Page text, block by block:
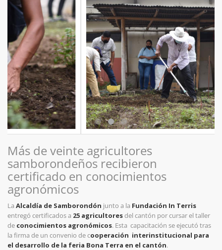
Más de veinte agricultores
samborondeños recibieron
certificado en conocimientos
agronómicos
La Alcaldía de Samborondón junto a la Fundación In Terris
entregó certificados a 25 agricultoresdel cantón por cursar el taller
de conocimientos agronómicos. Esta capacitación se ejecutó tras
la firma de un convenio de cooperación interinstitucional para
el desarrollo de la feria Bona Terra en el cantón.